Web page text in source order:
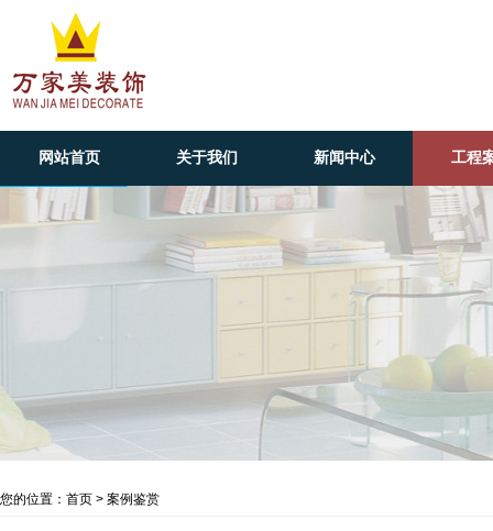
网站首页 关于我们 新闻中心 工程
您的位置：首页 > 案例鉴赏